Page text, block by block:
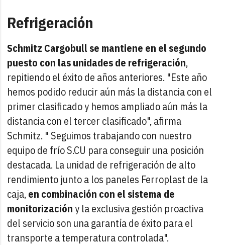
Refrigeración
Schmitz Cargobull se mantiene en el segundo
puesto con las unidades de refrigeración,
repitiendo el éxito de años anteriores. "Este año
hemos podido reducir aún más la distancia con el
primer clasificado y hemos ampliado aún más la
distancia con el tercer clasificado", afirma
Schmitz. " Seguimos trabajando con nuestro
equipo de frío S.CU para conseguir una posición
destacada. La unidad de refrigeración de alto
rendimiento junto a los paneles Ferroplast de la
caja,en combinación con el sistema de
monitorizacióny la exclusiva gestión proactiva
del servicio son una garantía de éxito para el
transporte a temperatura controlada".